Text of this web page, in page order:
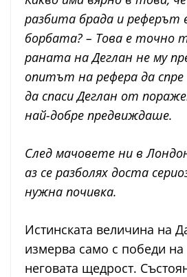
разбита брада и реферът
борбата? – Това е точно
раната на Деглан не му
опитът на рефера да
да спаси Деглан от
най-добре предвиждаше.
След мачовете ни в
аз се разболях доста
нужна почивка.
Истинската величина на
измерва само с победи на
неговата щедрост.